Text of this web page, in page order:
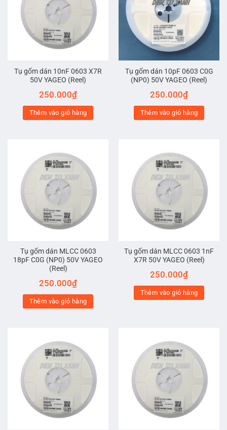
Tụ gốm dán 10nF 0603 X7R
50V YAGEO (Reel)
250.000₫
Thêm vào giỏ hàng
Tụ gốm dán 10pF 0603 C0G
(NP0) 50V YAGEO (Reel)
250.000₫
Thêm vào giỏ hàng
Tụ gốm dán MLCC 0603
18pF C0G (NP0) 50V YAGEO
(Reel)
250.000₫
Thêm vào giỏ hàng
Tụ gốm dán MLCC 0603 1nF
X7R 50V YAGEO (Reel)
250.000₫
Thêm vào giỏ hàng